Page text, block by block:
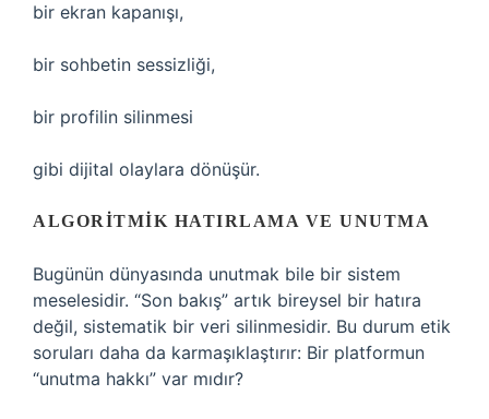
bir ekran kapanışı,
bir sohbetin sessizliği,
bir profilin silinmesi
gibi dijital olaylara dönüşür.
ALGORITMIK HATIRLAMA VE UNUTMA
Bugünün dünyasında unutmak bile bir sistem
meselesidir. “Son bakış” artık bireysel bir hatıra
değil, sistematik bir veri silinmesidir. Bu durum etik
soruları daha da karmaşıklaştırır: Bir platformun
“unutma hakkı” var mıdır?